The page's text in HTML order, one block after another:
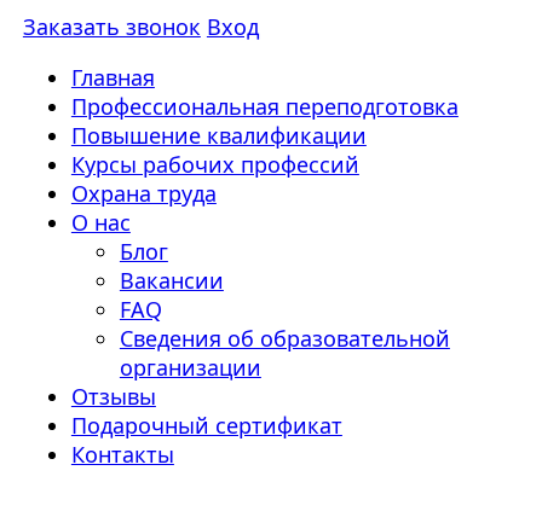
Заказать звонок Вход
Главная
Профессиональная переподготовка
Повышение квалификации
Курсы рабочих профессий
Охрана труда
О нас
Блог
Вакансии
FAQ
Сведения об образовательной
организации
Отзывы
Подарочный сертификат
Контакты